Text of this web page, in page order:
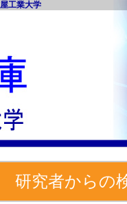
工業大学
研究者からの